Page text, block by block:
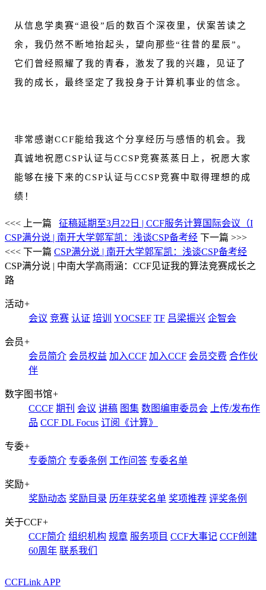
从信息学奥赛“退役”后的数百个深夜里，伏案苦读之
余，我仍然不断地抬起头，望向那些“往昔的星辰”。
它们曾经照耀了我的青春，激发了我的兴趣，见证了
我的成长，最终坚定了我投身于计算机事业的信念。
非常感谢CCF能给我这个分享经历与感悟的机会。我
真诚地祝愿CSP认证与CCSP竞赛蒸蒸日上，祝愿大家
能够在接下来的CSP认证与CCSP竞赛中取得理想的成
绩！
<<< 上一篇
征稿延期至3月22日 | CCF服务计算国际会议（I
CSP满分说 | 南开大学郭军凯：浅谈CSP备考经 下一篇 >>>
<<< 下一篇 CSP满分说 | 南开大学郭军凯：浅谈CSP备考经
CSP满分说 | 中南大学高雨涵：CCF见证我的算法竞赛成长之
路
活动+
会议 竞赛 认证 培训 YOCSEF TF 吕梁振兴 企智会
会员+
会员简介 会员权益 加入CCF 加入CCF 会员交费 合作伙
伴
数字图书馆+
CCCF 期刊 会议 讲稿 图集 数图编审委员会
上传/发布作
品 CCF DL Focus 订阅《计算》
专委+
专委简介 专委条例 工作问答 专委名单
奖励+
奖励动态 奖励目录 历年获奖名单 奖项推荐 评奖条例
关于CCF+
CCF简介 组织机构 规章 服务项目 CCF大事记 CCF创建
60周年 联系我们
CCFLink APP